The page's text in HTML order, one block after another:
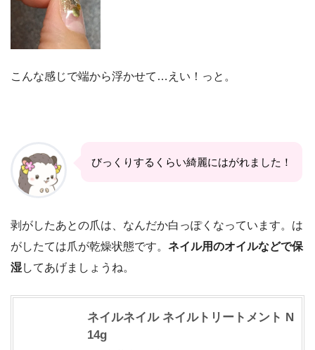
こんな感じで端から浮かせて…えい！っと。
剥がしたあとの爪は、なんだか白っぽくなっています。は
がしたては爪が乾燥状態です。ネイル用のオイルなどで保
してあげましょうね。